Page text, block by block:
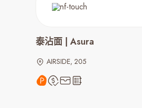
泰沾面 | Asura
AIRSIDE, 205